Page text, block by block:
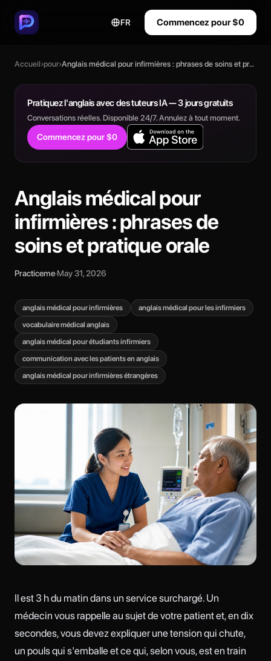
FR Commencez pour $0
Accueil›pour› Anglais médical pour infirmières : phrases de soins et pratique orale
Pratiquez l'anglais avec des tuteurs IA — 3 jours gratuits
Conversations réelles. Disponible 24/7. Annulez à tout moment.
Commencez pour $0
Anglais médical pour
infirmières : phrases de
soins et pratique orale
Practiceme·May 31, 2026
anglais médical pour infirmières
anglais médical pour les infirmiers
vocabulaire médical anglais
anglais médical pour étudiants infirmiers
communication avec les patients en anglais
anglais médical pour infirmières étrangères
Il est 3 h du matin dans un service surchargé. Un
médecin vous rappelle au sujet de votre patient et, en dix
secondes, vous devez expliquer une tension qui chute,
un pouls qui s'emballe et ce qui, selon vous, est en train